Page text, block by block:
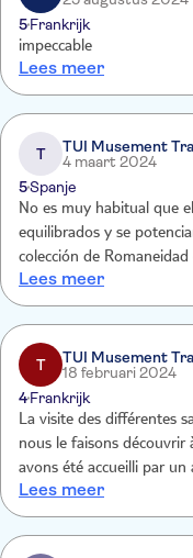
5Frankrijk
impeccable
Lees meer
T
TUI Musement
4 maart 2024
5Spanje
No es muy habitual que
equilibrados y se
colección de
con el espléndido diseño
Lees meer
T
TUI Musement
18 februari 2024
4Frankrijk
La visite des différentes
nous le faisons
avons été accueilli par
indiqué le sens de la
découvert d'autres salles.
Lees meer